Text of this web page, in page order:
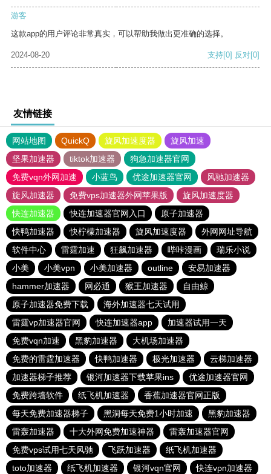
游客
这款app的用户评论非常真实，可以帮助我做出更准确的选择。
2024-08-20 支持[0] 反对[0]
友情链接
网站地图 QuickQ 旋风加速度器
旋风加速
坚果加速器
tiktok加速器
狗急加速器官网
免费vqn外网加速
小蓝鸟 优途加速器官网
风驰加速器
旋风加速器
免费vps加速器外网苹果版
旋风加速度器
快连加速器
快连加速器官网入口
原子加速器
快鸭加速器
快柠檬加速器 旋风加速度器
外网网址导航
软件中心
雷霆加速 狂飙加速器 哔咔漫画
瑞乐小说
小美
小美vpn 小美加速器 outline
安易加速器
hammer加速器
网必通 猴王加速器
自由鲸
原子加速器免费下载
海外加速器七天试用
雷霆vp加速器官网
快连加速器app
加速器试用一天
免费vqn加速
黑豹加速器
大机场加速器
免费的雷霆加速器
快鸭加速器 极光加速器
云梯加速器
加速器梯子推荐
银河加速器下载苹果ins
优途加速器官网
免费跨墙软件
纸飞机加速器
香蕉加速器官网正版
每天免费加速器梯子
黑洞每天免费1小时加速
黑豹加速器
雷轰加速器
十大外网免费加速神器
雷轰加速器官网
免费vps试用七天风驰
飞跃加速器
纸飞机加速器
toto加速器
纸飞机加速器 银河vqn官网 快连vρn加速器